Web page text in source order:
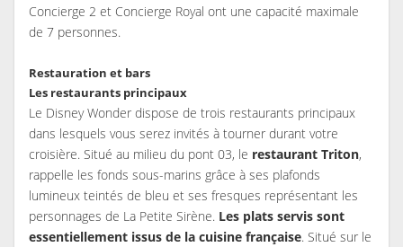
Concierge 2 et Concierge Royal ont une capacité maximale
de 7 personnes.
Restauration et bars
Les restaurants principaux
Le Disney Wonder dispose de trois restaurants principaux
dans lesquels vous serez invités à tourner durant votre
croisière. Situé au milieu du pont 03, le restaurant Triton,
rappelle les fonds sous-marins grâce à ses plafonds
lumineux teintés de bleu et ses fresques représentant les
personnages de La Petite Sirène. Les plats servis sont
essentiellement issus de la cuisine française. Situé sur le